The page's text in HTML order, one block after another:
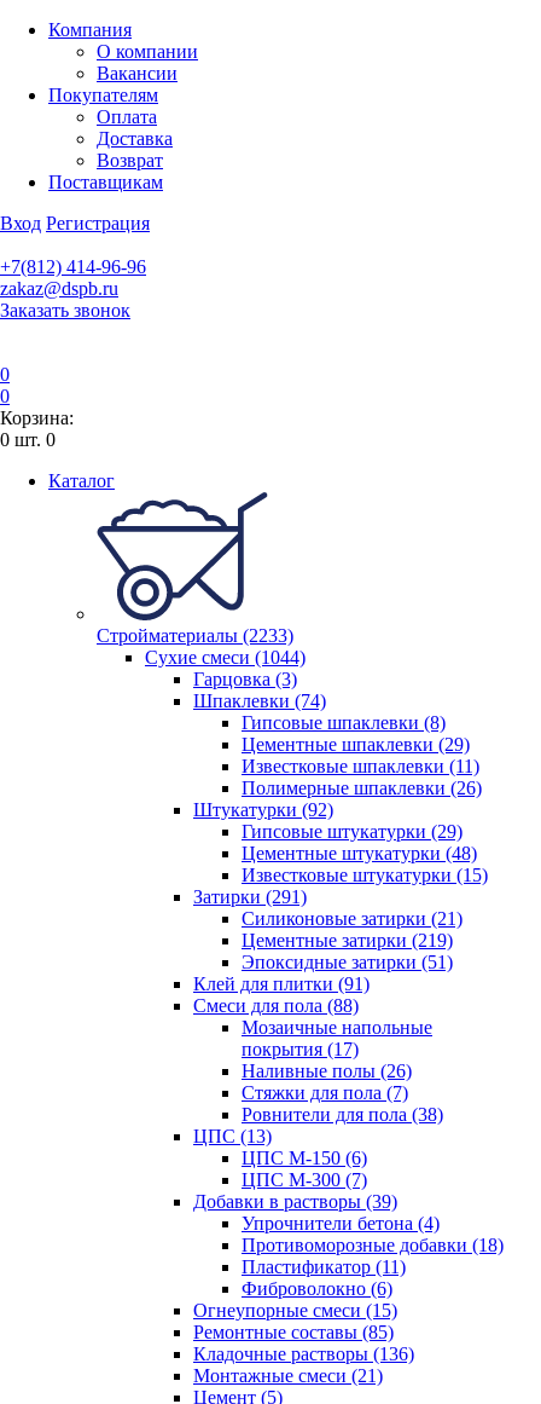
Компания
О компании
Вакансии
Покупателям
Оплата
Доставка
Возврат
Поставщикам
Вход Регистрация
+7(812) 414-96-96
zakaz@dspb.ru
Заказать звонок
0
0
Корзина:
0 шт. 0
Каталог
Стройматериалы (2233)
Сухие смеси (1044)
Гарцовка (3)
Шпаклевки (74)
Гипсовые шпаклевки (8)
Цементные шпаклевки (29)
Известковые шпаклевки (11)
Полимерные шпаклевки (26)
Штукатурки (92)
Гипсовые штукатурки (29)
Цементные штукатурки (48)
Известковые штукатурки (15)
Затирки (291)
Силиконовые затирки (21)
Цементные затирки (219)
Эпоксидные затирки (51)
Клей для плитки (91)
Смеси для пола (88)
Мозаичные напольные
покрытия (17)
Наливные полы (26)
Стяжки для пола (7)
Ровнители для пола (38)
ЦПС (13)
ЦПС М-150 (6)
ЦПС М-300 (7)
Добавки в растворы (39)
Упрочнители бетона (4)
Противоморозные добавки (18)
Пластификатор (11)
Фиброволокно (6)
Огнеупорные смеси (15)
Ремонтные составы (85)
Кладочные растворы (136)
Монтажные смеси (21)
Цемент (5)